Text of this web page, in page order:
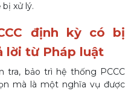
xử lý.
định kỳ có bị
lời từ Pháp luật
tra, bảo trì hệ thống PCCC
mà là một nghĩa vụ được